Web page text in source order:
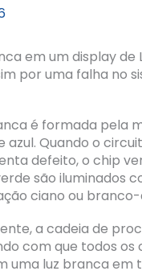
em um display de
por uma falha no
é formada pela
Quando o
defeito, o chip
são iluminados
ciano ou
a cadeia de
com que todos
uma luz branca em